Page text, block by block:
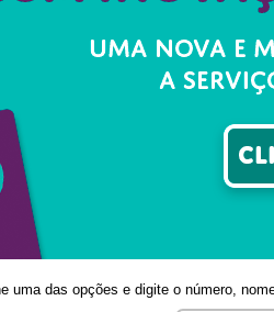
uma das opções e digite o número,